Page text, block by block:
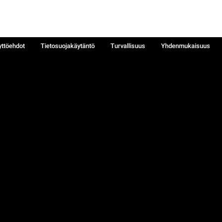
Tietosuojakäytäntö Turvallisuus
Yhdenmukaisuus